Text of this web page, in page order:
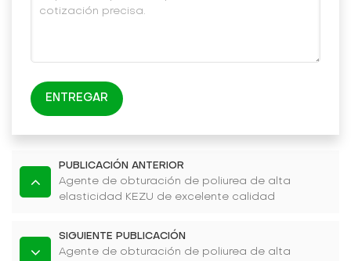
ENTREGAR
PUBLICACIÓN ANTERIOR
Agente de obturación de poliurea de alta
elasticidad KEZU de excelente calidad
SIGUIENTE PUBLICACIÓN
Agente de obturación de poliurea de alta